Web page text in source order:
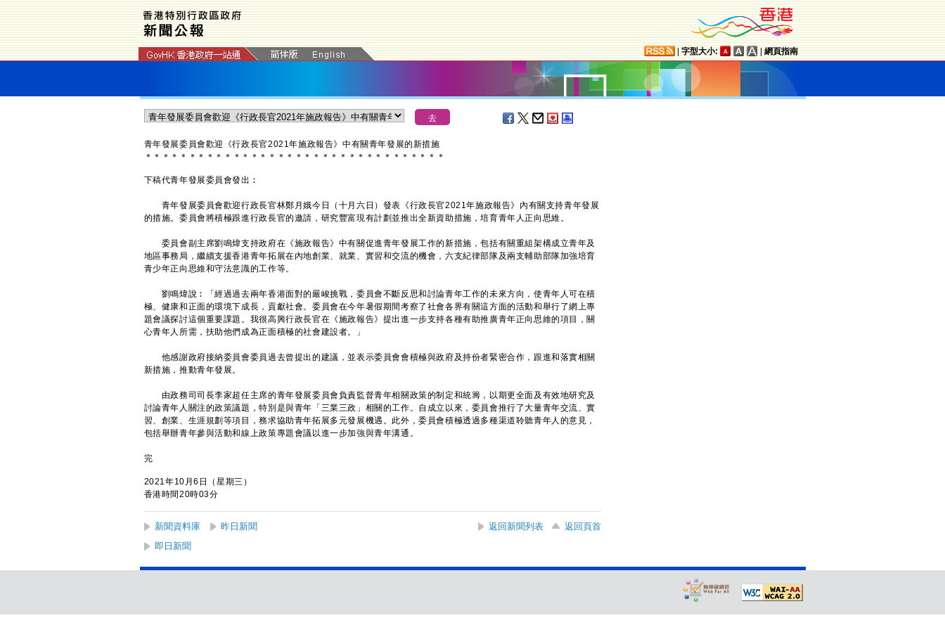
字型大小: 網頁指南
青年發展委員會歡迎《行政長官2021年施政報告》中有關青年發展的新措施
＊ ＊ ＊ ＊ ＊ ＊ ＊ ＊ ＊ ＊ ＊ ＊ ＊ ＊ ＊ ＊ ＊ ＊ ＊ ＊ ＊ ＊ ＊ ＊ ＊ ＊ ＊ ＊ ＊ ＊ ＊ ＊ ＊ ＊
下稿代青年發展委員會發出︰
青年發展委員會歡迎行政長官林鄭月娥今日（十月六日）發表《行政長官2021年施政報告》內有關支持青年發展
的措施。委員會將積極跟進行政長官的邀請，研究豐富現有計劃並推出全新資助措施，培育青年人正向思維。
委員會副主席劉鳴煒支持政府在《施政報告》中有關促進青年發展工作的新措施，包括有關重組架構成立青年及
地區事務局，繼續支援香港青年拓展在內地創業、就業、實習和交流的機會，六支紀律部隊及兩支輔助部隊加強培育
青少年正向思維和守法意識的工作等。
劉鳴煒說︰「經過過去兩年香港面對的嚴峻挑戰，委員會不斷反思和討論青年工作的未來方向，使青年人可在積
極、健康和正面的環境下成長，貢獻社會。委員會在今年暑假期間考察了社會各界有關這方面的活動和舉行了網上專
題會議探討這個重要課題。我很高興行政長官在《施政報告》提出進一步支持各種有助推廣青年正向思維的項目，關
心青年人所需，扶助他們成為正面積極的社會建設者。」
他感謝政府接納委員會委員過去曾提出的建議，並表示委員會會積極與政府及持份者緊密合作，跟進和落實相關
新措施，推動青年發展。
由政務司司長李家超任主席的青年發展委員會負責監督青年相關政策的制定和統籌，以期更全面及有效地研究及
討論青年人關注的政策議題，特別是與青年「三業三政」相關的工作。自成立以來，委員會推行了大量青年交流、實
習、創業、生涯規劃等項目，務求協助青年拓展多元發展機遇。此外，委員會積極透過多種渠道聆聽青年人的意見，
包括舉辦青年參與活動和線上政策專題會議以進一步加強與青年溝通。
完
2021年10月6日（星期三）
香港時間20時03分
新聞資料庫 昨日新聞 返回新聞列表
返回頁首
即日新聞